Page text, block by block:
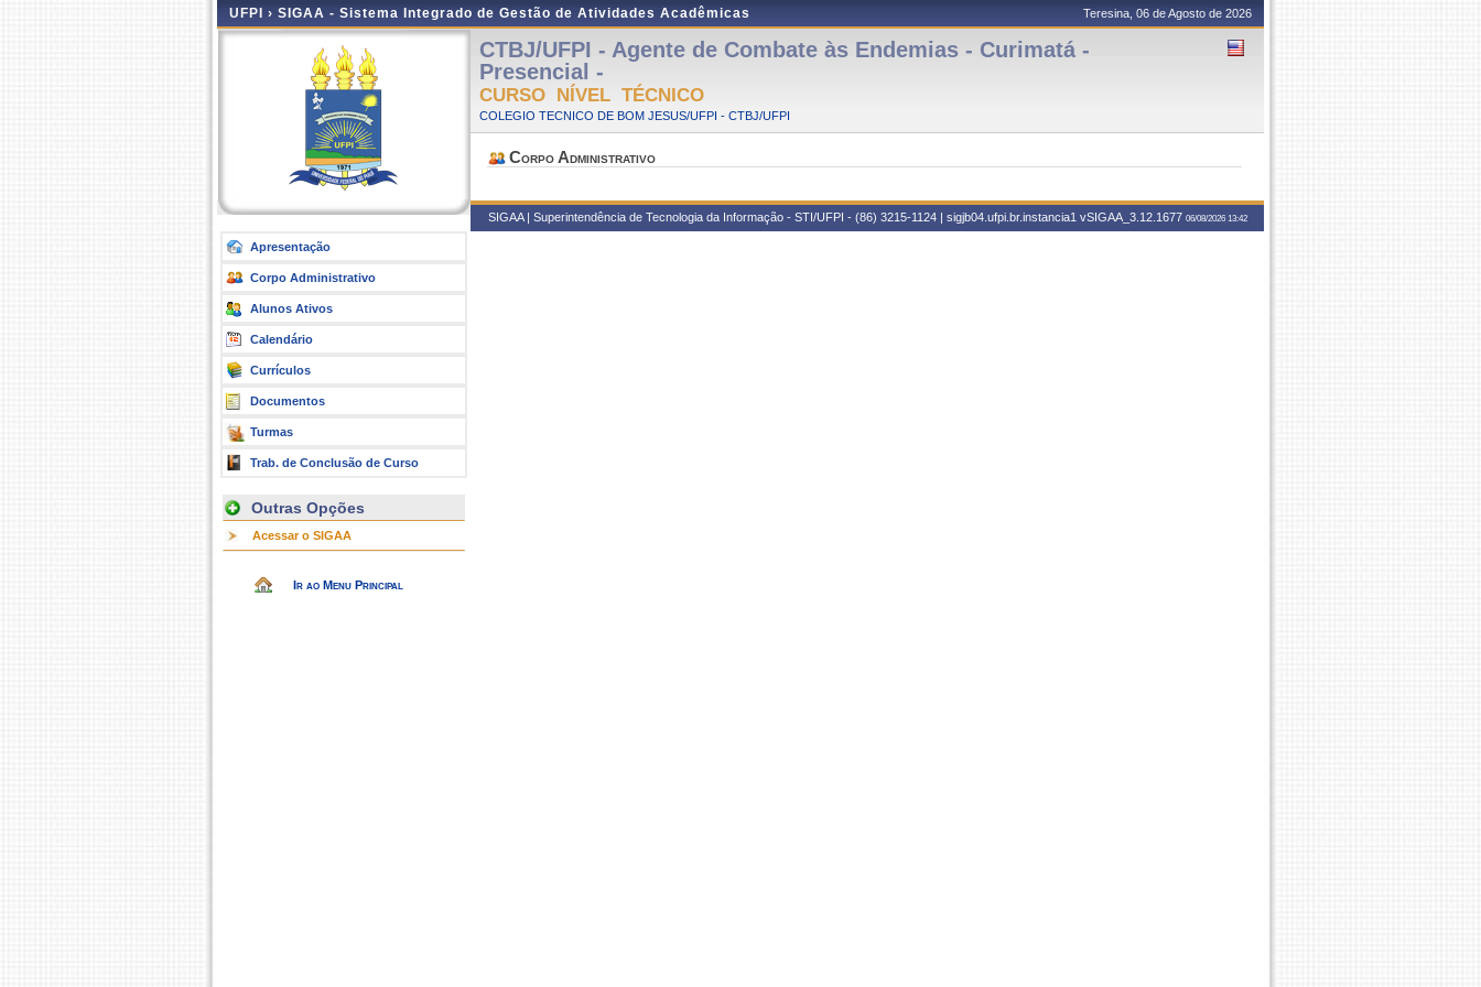
UFPI › SIGAA - Sistema Integrado de Gestão de Atividades Acadêmicas Teresina, 06 de Agosto de 2026
Apresentação
Corpo Administrativo
Alunos Ativos
Calendário
Currículos
Documentos
Turmas
Trab. de Conclusão de Curso
Outras Opções
Acessar o SIGAA
Ir ao Menu Principal
CTBJ/UFPI - Agente de Combate às Endemias - Curimatá -
Presencial -
CURSO NÍVEL TÉCNICO
COLEGIO TECNICO DE BOM JESUS/UFPI - CTBJ/UFPI
Corpo Administrativo
SIGAA | Superintendência de Tecnologia da Informação - STI/UFPI - (86) 3215-1124 | sigjb04.ufpi.br.instancia1 vSIGAA_3.12.1677 06/08/2026 13:42